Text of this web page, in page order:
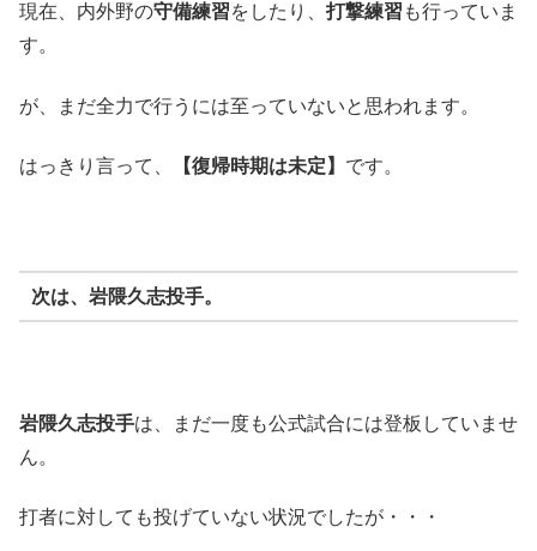
現在、内外野の守備練習をしたり、 打撃練習 も行っていま
す。
が、まだ全力で行うには至っていないと思われます。
はっきり言って、 【復帰時期は未定】 です。
次は、 岩隈久志投手。
岩隈久志投手は、まだ一度も公式試合には登板していませ
ん。
打者に対しても投げていない状況でしたが・・・